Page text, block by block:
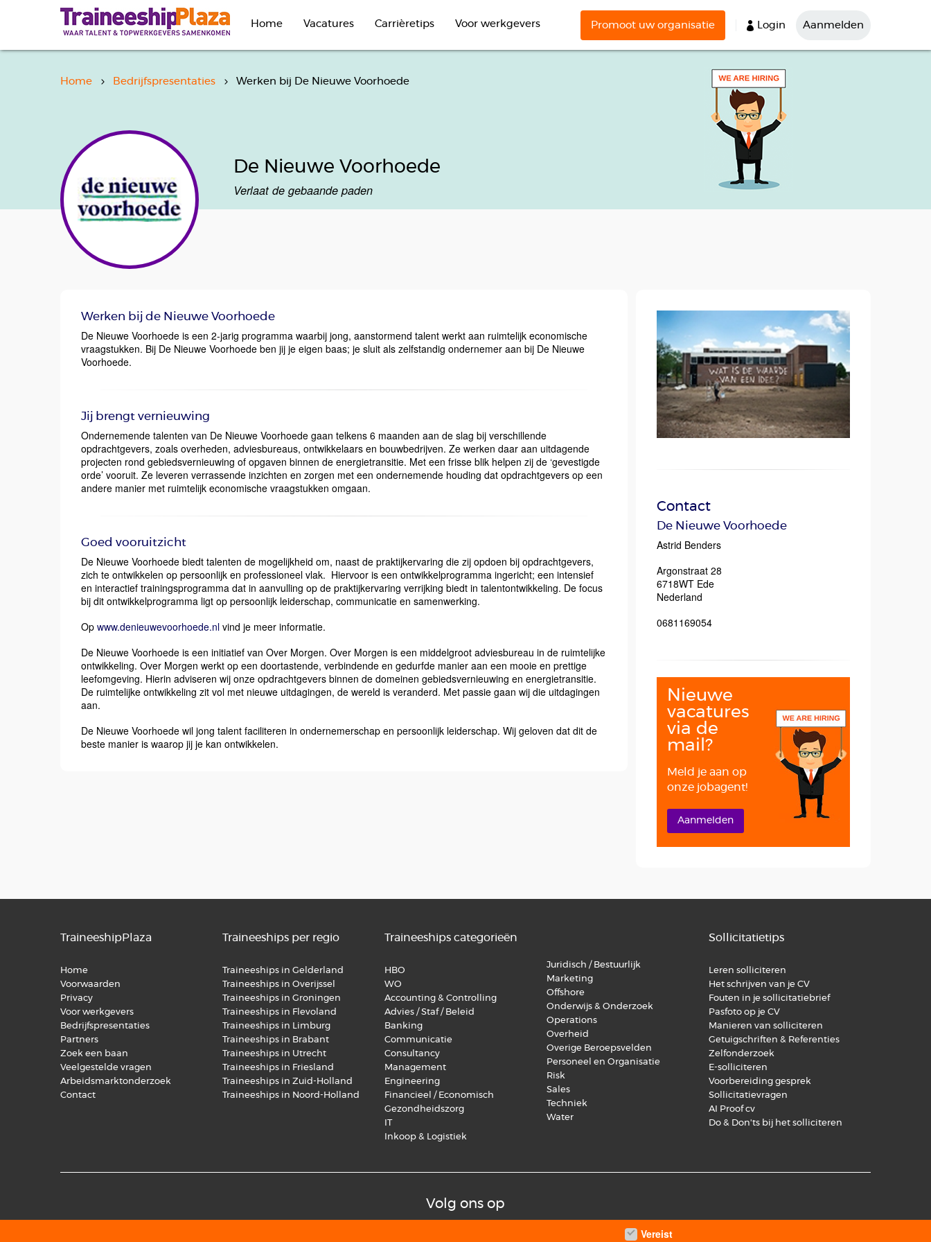
Home Vacatures Carrièretips Voor werkgevers Promoot uw organisatie Login Aanmelden
Home Bedrijfspresentaties Werken bij De Nieuwe Voorhoede
De Nieuwe Voorhoede
Verlaat de gebaande paden
Werken bij de Nieuwe Voorhoede
De Nieuwe Voorhoede is een 2-jarig programma waarbij jong, aanstormend talent werkt aan ruimtelijk economische
vraagstukken. Bij De Nieuwe Voorhoede ben jij je eigen baas; je sluit als zelfstandig ondernemer aan bij De Nieuwe
Voorhoede.
Jij brengt vernieuwing
Ondernemende talenten van De Nieuwe Voorhoede gaan telkens 6 maanden aan de slag bij verschillende
opdrachtgevers, zoals overheden, adviesbureaus, ontwikkelaars en bouwbedrijven. Ze werken daar aan uitdagende
projecten rond gebiedsvernieuwing of opgaven binnen de energietransitie. Met een frisse blik helpen zij de ‘gevestigde
orde’ vooruit. Ze leveren verrassende inzichten en zorgen met een ondernemende houding dat opdrachtgevers op een
andere manier met ruimtelijk economische vraagstukken omgaan.
Goed vooruitzicht
De Nieuwe Voorhoede biedt talenten de mogelijkheid om, naast de praktijkervaring die zij opdoen bij opdrachtgevers,
zich te ontwikkelen op persoonlijk en professioneel vlak. Hiervoor is een ontwikkelprogramma ingericht; een intensief
en interactief trainingsprogramma dat in aanvulling op de praktijkervaring verrijking biedt in talentontwikkeling. De focus
bij dit ontwikkelprogramma ligt op persoonlijk leiderschap, communicatie en samenwerking.
Op www.denieuwevoorhoede.nl vind je meer informatie.
De Nieuwe Voorhoede is een initiatief van Over Morgen. Over Morgen is een middelgroot adviesbureau in de ruimtelijke
ontwikkeling. Over Morgen werkt op een doortastende, verbindende en gedurfde manier aan een mooie en prettige
leefomgeving. Hierin adviseren wij onze opdrachtgevers binnen de domeinen gebiedsvernieuwing en energietransitie.
De ruimtelijke ontwikkeling zit vol met nieuwe uitdagingen, de wereld is veranderd. Met passie gaan wij die uitdagingen
aan.
De Nieuwe Voorhoede wil jong talent faciliteren in ondernemerschap en persoonlijk leiderschap. Wij geloven dat dit de
beste manier is waarop jij je kan ontwikkelen.
Contact
De Nieuwe Voorhoede
Astrid Benders
Argonstraat 28
6718WT Ede
Nederland
0681169054
Nieuwe
vacatures
via de
mail?
Meld je aan op
onze jobagent!
Aanmelden
TraineeshipPlaza
Home
Voorwaarden
Privacy
Voor werkgevers
Bedrijfspresentaties
Partners
Zoek een baan
Veelgestelde vragen
Arbeidsmarktonderzoek
Contact
Traineeships per regio
Traineeships in Gelderland
Traineeships in Overijssel
Traineeships in Groningen
Traineeships in Flevoland
Traineeships in Limburg
Traineeships in Brabant
Traineeships in Utrecht
Traineeships in Friesland
Traineeships in Zuid-Holland
Traineeships in Noord-Holland
Traineeships categorieën
HBO
WO
Accounting & Controlling
Advies / Staf / Beleid
Banking
Communicatie
Consultancy
Management
Engineering
Financieel / Economisch
Gezondheidszorg
IT
Inkoop & Logistiek
Juridisch / Bestuurlijk
Marketing
Offshore
Onderwijs & Onderzoek
Operations
Overheid
Overige Beroepsvelden
Personeel en Organisatie
Risk
Sales
Techniek
Water
Sollicitatietips
Leren solliciteren
Het schrijven van je CV
Fouten in je sollicitatiebrief
Pasfoto op je CV
Manieren van solliciteren
Getuigschriften & Referenties
Zelfonderzoek
E-solliciteren
Voorbereiding gesprek
Sollicitatievragen
AI Proof cv
Do & Don'ts bij het solliciteren
Volg ons op
Vereist